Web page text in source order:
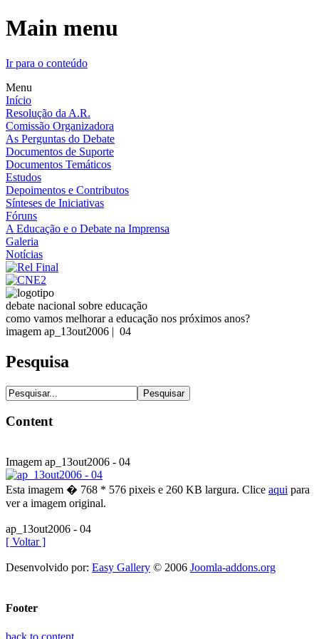
Main menu
Ir para o conteúdo
Menu
Início
Resolução da A.R.
Comissão Organizadora
As Perguntas do Debate
Documentos de Suporte
Documentos Temáticos
Estudos
Depoimentos e Contributos
Sínteses de Iniciativas
Fóruns
A Educação e o Debate na Imprensa
Galeria
Notícias
debate nacional sobre educação
como vamos melhorar a educação nos próximos anos?
imagem ap_13out2006 | 04
Pesquisa
Content
Imagem ap_13out2006 - 04
Esta imagem � 768 * 576 pixeis e 260 KB largura. Clice aqui para
ver a imagem original.
ap_13out2006 - 04
[ Voltar ]
Desenvolvido por: Easy Gallery © 2006 Joomla-addons.org
Footer
back to content